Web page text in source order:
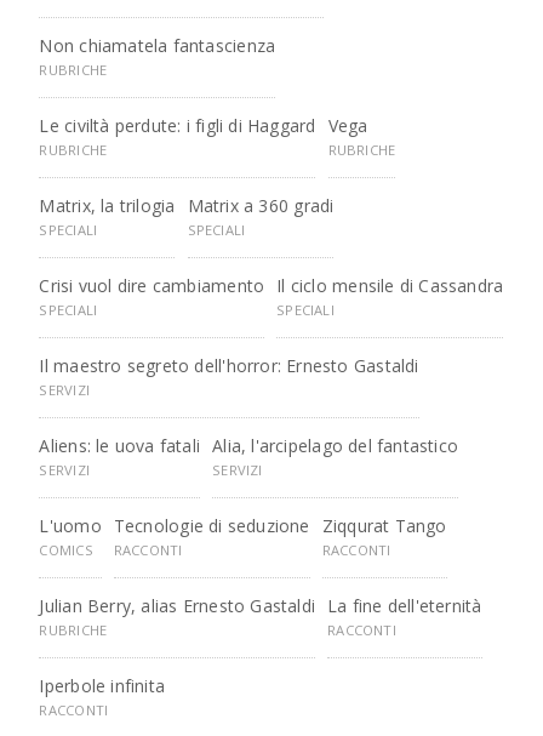
Non chiamatela fantascienza
RUBRICHE
Le civiltà perdute: i figli di Haggard
RUBRICHE
Vega
RUBRICHE
Matrix, la trilogia
SPECIALI
Matrix a 360 gradi
SPECIALI
Crisi vuol dire cambiamento
SPECIALI
Il ciclo mensile di Cassandra
SPECIALI
Il maestro segreto dell'horror: Ernesto Gastaldi
SERVIZI
Aliens: le uova fatali
SERVIZI
Alia, l'arcipelago del fantastico
SERVIZI
L'uomo
COMICS
Tecnologie di seduzione
RACCONTI
Ziqqurat Tango
RACCONTI
Julian Berry, alias Ernesto Gastaldi
RUBRICHE
La fine dell'eternità
RACCONTI
Iperbole infinita
RACCONTI